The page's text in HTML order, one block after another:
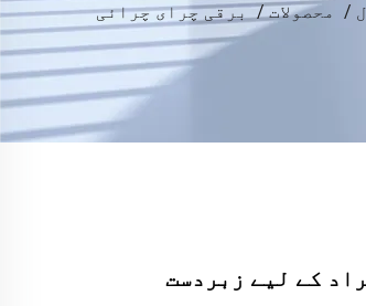
/ محصولات/برقی چرای چرائی
بزرگ افراد کے لیے زبردست